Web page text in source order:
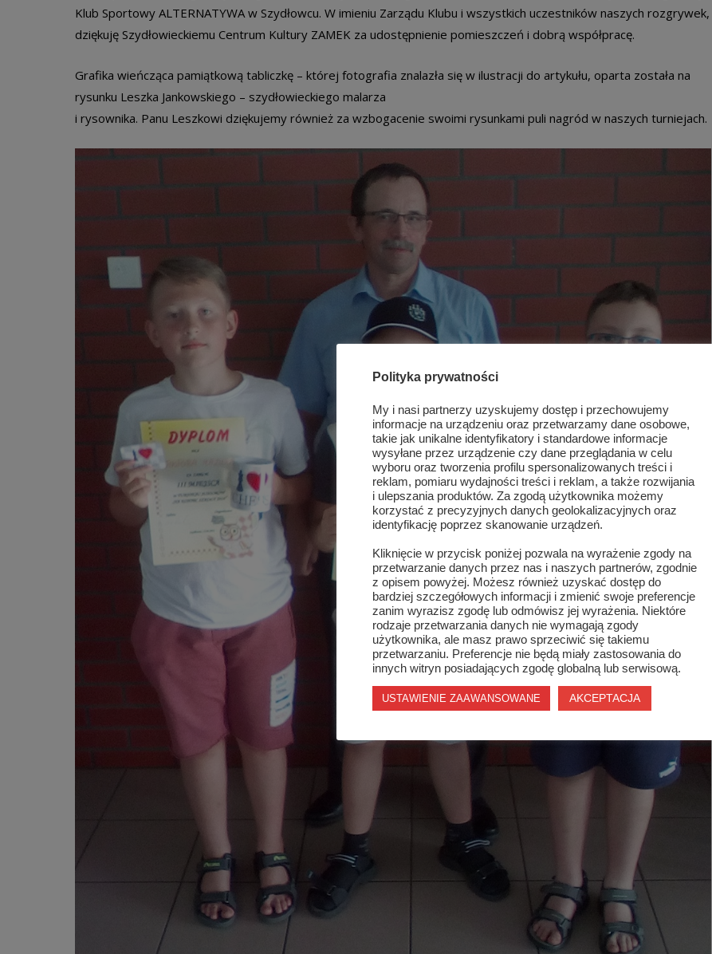
Klub Sportowy ALTERNATYWA w Szydłowcu. W imieniu Zarządu Klubu i wszystkich uczestników naszych rozgrywek,
dziękuję Szydłowieckiemu Centrum Kultury ZAMEK za udostępnienie pomieszczeń i dobrą współpracę.
Grafika wieńcząca pamiątkową tabliczkę – której fotografia znalazła się w ilustracji do artykułu, oparta została na
rysunku Leszka Jankowskiego – szydłowieckiego malarza
i rysownika. Panu Leszkowi dziękujemy również za wzbogacenie swoimi rysunkami puli nagród w naszych turniejach.
Polityka prywatności
My i nasi partnerzy uzyskujemy dostęp i przechowujemy
informacje na urządzeniu oraz przetwarzamy dane osobowe,
takie jak unikalne identyfikatory i standardowe informacje
wysyłane przez urządzenie czy dane przeglądania w celu
wyboru oraz tworzenia profilu spersonalizowanych treści i
reklam, pomiaru wydajności treści i reklam, a także rozwijania
i ulepszania produktów. Za zgodą użytkownika możemy
korzystać z precyzyjnych danych geolokalizacyjnych oraz
identyfikację poprzez skanowanie urządzeń.
Kliknięcie w przycisk poniżej pozwala na wyrażenie zgody na
przetwarzanie danych przez nas i naszych partnerów, zgodnie
z opisem powyżej. Możesz również uzyskać dostęp do
bardziej szczegółowych informacji i zmienić swoje preferencje
zanim wyrazisz zgodę lub odmówisz jej wyrażenia. Niektóre
rodzaje przetwarzania danych nie wymagają zgody
użytkownika, ale masz prawo sprzeciwić się takiemu
przetwarzaniu. Preferencje nie będą miały zastosowania do
innych witryn posiadających zgodę globalną lub serwisową.
USTAWIENIE ZAAWANSOWANE AKCEPTACJA